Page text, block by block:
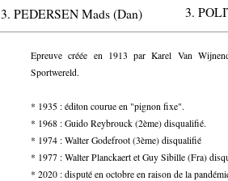
3. PEDERSEN Mads (Dan)
3.
Epreuve créée en 1913 par Karel Van
Sportwereld.
* 1935 : éditon courue en "pignon fixe".
* 1968 : Guido Reybrouck (2ème) disqualifié.
* 1974 : Walter Godefroot (3ème) disqualifié
* 1977 : Walter Planckaert et Guy Sibille (Fra)
* 2020 : disputé en octobre en raison de la